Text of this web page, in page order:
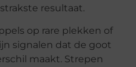
resultaat.
op rare plekken of
signalen dat de goot
maakt. Strepen